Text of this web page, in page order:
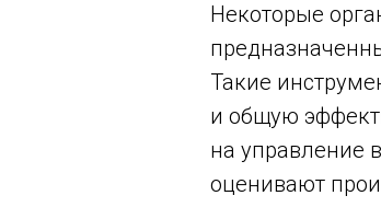
Некоторые
Такие
и общую
на управление
оценивают